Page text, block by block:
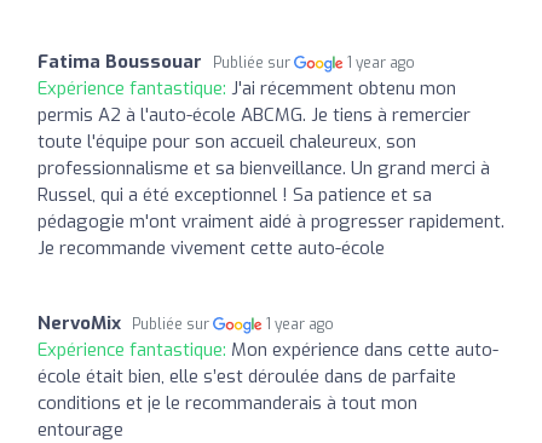
Fatima Boussouar Publiée sur 1 year ago
Expérience fantastique: J'ai récemment obtenu mon
permis A2 à l'auto-école ABCMG. Je tiens à remercier
toute l'équipe pour son accueil chaleureux, son
professionnalisme et sa bienveillance. Un grand merci à
Russel, qui a été exceptionnel ! Sa patience et sa
pédagogie m'ont vraiment aidé à progresser rapidement.
Je recommande vivement cette auto-école
NervoMix Publiée sur 1 year ago
Expérience fantastique: Mon expérience dans cette auto-
école était bien, elle s’est déroulée dans de parfaite
conditions et je le recommanderais à tout mon
entourage